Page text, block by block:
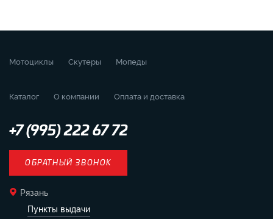
Мотоциклы Скутеры Мопеды
Каталог О компании Оплата и доставка
+7 (995) 222 67 72
ОБРАТНЫЙ ЗВОНОК
Рязань
Пункты выдачи